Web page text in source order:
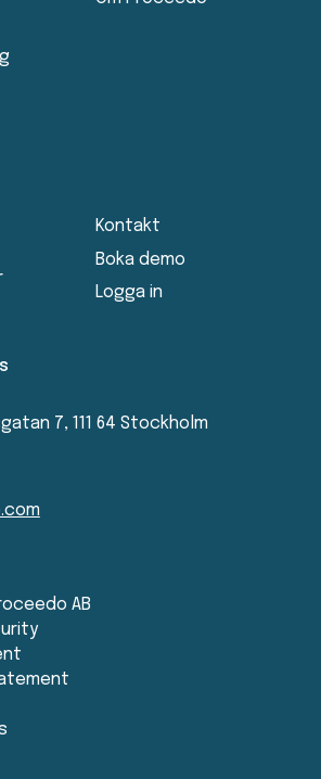
Kontakt
Boka demo
Logga in
7, 111 64 Stockholm
AB